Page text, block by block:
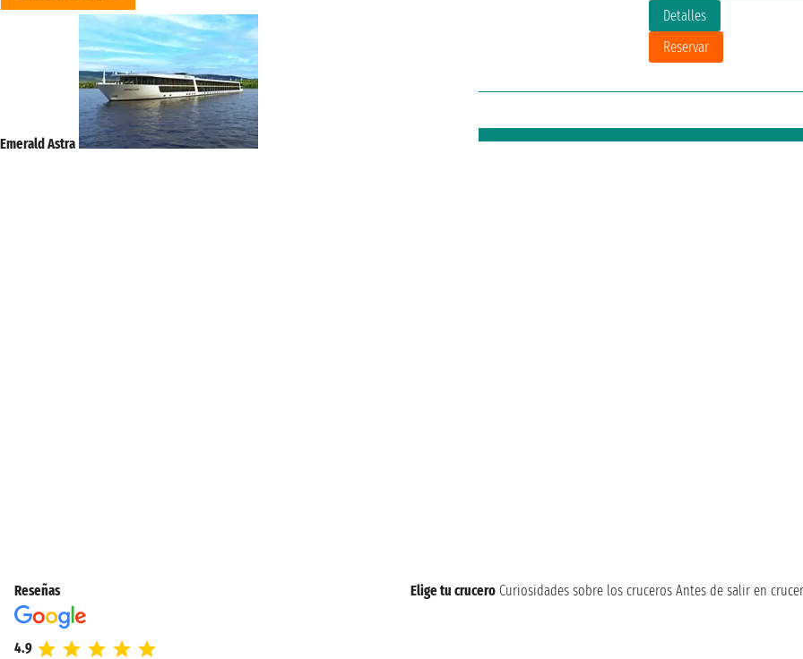
Detalles
Reservar
Emerald Astra
Reseñas
4.9
Elige tu crucero Curiosidades sobre los cruceros Antes de salir en